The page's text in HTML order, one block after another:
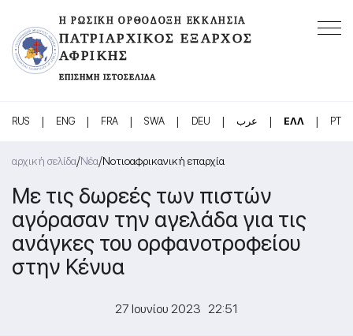
Η ΡΩΣΙΚΉ ΟΡΘΌΔΟΞΗ ΕΚΚΛΗΣΊΑ
ΠΑΤΡΙΑΡΧΙΚΌΣ ΈΞΑΡΧΟΣ
ΑΦΡΙΚΉΣ
ΕΠΊΣΗΜΗ ΙΣΤΟΣΕΛΊΔΑ
RUS | ENG | FRA | SWA | DEU | عرب | ΕΛΛ | PT
αρχική σελίδα/Νέα/Νοτιοαφρικανική επαρχία
Με τις δωρεές των πιστών
αγόρασαν την αγελάδα για τις
ανάγκες του ορφανοτροφείου
στην Κένυα
27 Ιουνίου 2023 22:51